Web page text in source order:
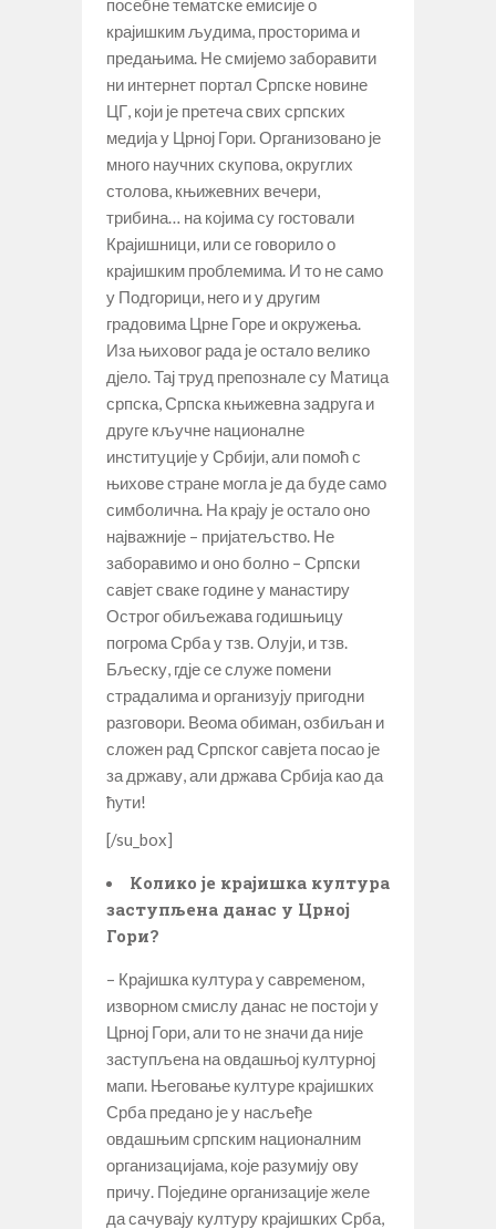
посебне тематске емисије о
крајишким људима, просторима и
предањима. Не смијемо заборавити
ни интернет портал Српске новине
ЦГ, који је претеча свих српских
медија у Црној Гори. Организовано је
много научних скупова, округлих
столова, књижевних вечери,
трибина… на којима су гостовали
Крајишници, или се говорило о
крајишким проблемима. И то не само
у Подгорици, него и у другим
градовима Црне Горе и окружења.
Иза њиховог рада је остало велико
дјело. Тај труд препознале су Матица
српска, Српска књижевна задруга и
друге кључне националне
институције у Србији, али помоћ с
њихове стране могла је да буде само
симболична. На крају је остало оно
најважније – пријатељство. Не
заборавимо и оно болно – Српски
савјет сваке године у манастиру
Острог обиљежава годишњицу
погрома Срба у тзв. Олуји, и тзв.
Бљеску, гдје се служе помени
страдалима и организују пригодни
разговори. Веома обиман, озбиљан и
сложен рад Српског савјета посао је
за државу, али држава Србија као да
ћути!
[/su_box]
Колико је крајишка култура
заступљена данас у Црној
Гори?
– Крајишка култура у савременом,
изворном смислу данас не постоји у
Црној Гори, али то не значи да није
заступљена на овдашњој културној
мапи. Његовање културе крајишких
Срба предано је у насљеђе
овдашњим српским националним
организацијама, које разумију ову
причу. Поједине организације желе
да сачувају културу крајишких Срба,